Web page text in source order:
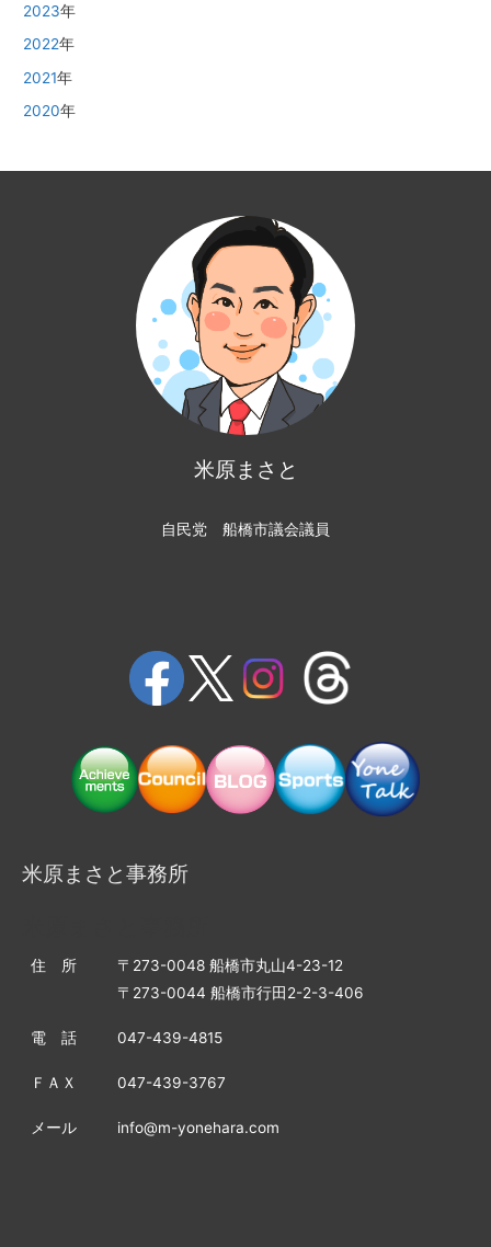
2023年
2022年
2021年
2020年
米原まさと
自民党 船橋市議会議員
米原まさと事務所
住 所
〒273-0048 船橋市丸山4-23-12
〒273-0044 船橋市行田2-2-3-406
電 話 047-439-4815
ＦＡＸ 047-439-3767
メール info@m-yonehara.com